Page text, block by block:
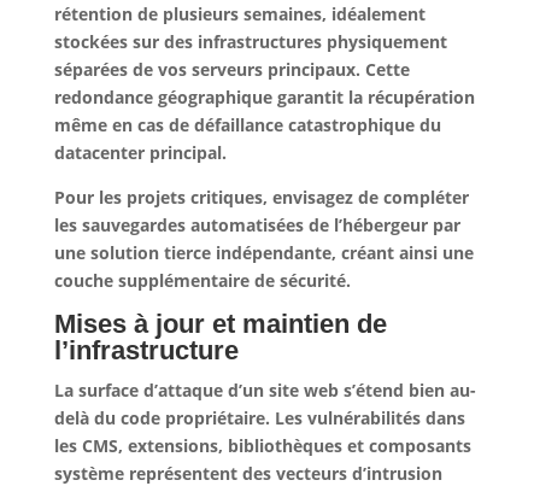
rétention de plusieurs semaines, idéalement
stockées sur des infrastructures physiquement
séparées de vos serveurs principaux. Cette
redondance géographique garantit la récupération
même en cas de défaillance catastrophique du
datacenter principal.
Pour les projets critiques, envisagez de compléter
les sauvegardes automatisées de l’hébergeur par
une solution tierce indépendante, créant ainsi une
couche supplémentaire de sécurité.
Mises à jour et maintien de
l’infrastructure
La surface d’attaque d’un site web s’étend bien au-
delà du code propriétaire. Les vulnérabilités dans
les CMS, extensions, bibliothèques et composants
système représentent des vecteurs d’intrusion